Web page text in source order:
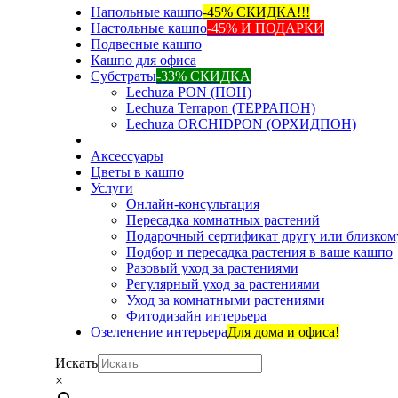
Напольные кашпо-45% СКИДКА!!!
Настольные кашпо-45% И ПОДАРКИ
Подвесные кашпо
Кашпо для офиса
Субстраты-33% СКИДКА
Lechuza PON (ПОН)
Lechuza Terrapon (ТЕРРАПОН)
Lechuza ORCHIDPON (ОРХИДПОН)
Аксессуары
Цветы в кашпо
Услуги
Онлайн-консультация
Пересадка комнатных растений
Подарочный сертификат другу или
Подбор и пересадка растения в ваше кашпо
Разовый уход за растениями
Регулярный уход за растениями
Уход за комнатными растениями
Фитодизайн интерьера
Озеленение интерьераДля дома и офиса!
Искать
×